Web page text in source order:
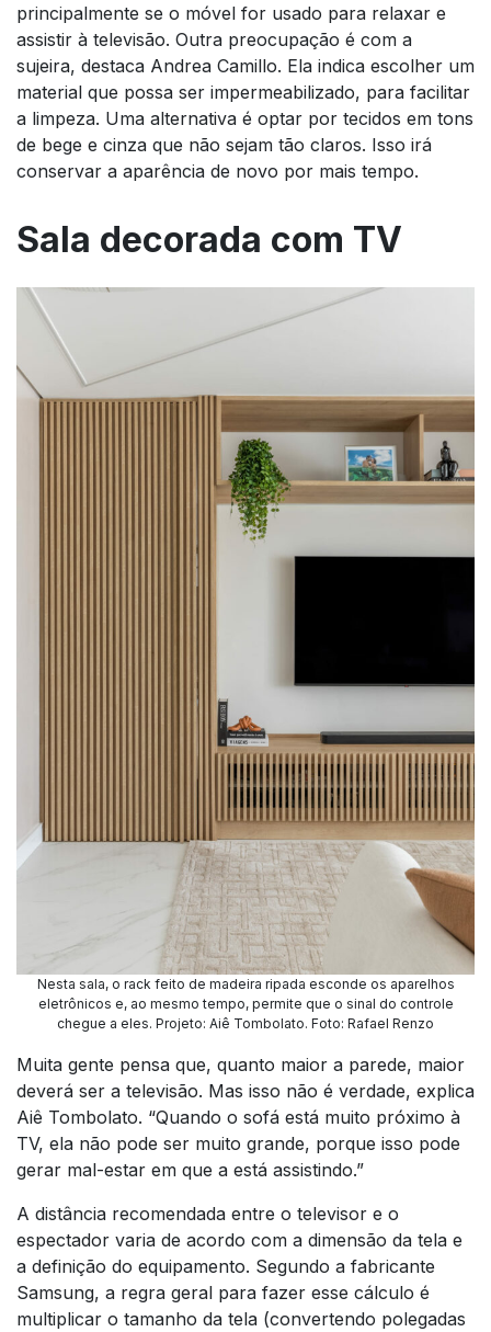
principalmente se o móvel for usado para relaxar e
assistir à televisão. Outra preocupação é com a
sujeira, destaca Andrea Camillo. Ela indica escolher um
material que possa ser impermeabilizado, para facilitar
a limpeza. Uma alternativa é optar por tecidos em tons
de bege e cinza que não sejam tão claros. Isso irá
conservar a aparência de novo por mais tempo.
Sala decorada com TV
Nesta sala, o rack feito de madeira ripada esconde os aparelhos
eletrônicos e, ao mesmo tempo, permite que o sinal do controle
chegue a eles. Projeto: Aiê Tombolato. Foto: Rafael Renzo
Muita gente pensa que, quanto maior a parede, maior
deverá ser a televisão. Mas isso não é verdade, explica
Aiê Tombolato. “Quando o sofá está muito próximo à
TV, ela não pode ser muito grande, porque isso pode
gerar mal-estar em que a está assistindo.”
A distância recomendada entre o televisor e o
espectador varia de acordo com a dimensão da tela e
a definição do equipamento. Segundo a fabricante
Samsung, a regra geral para fazer esse cálculo é
multiplicar o tamanho da tela (convertendo polegadas